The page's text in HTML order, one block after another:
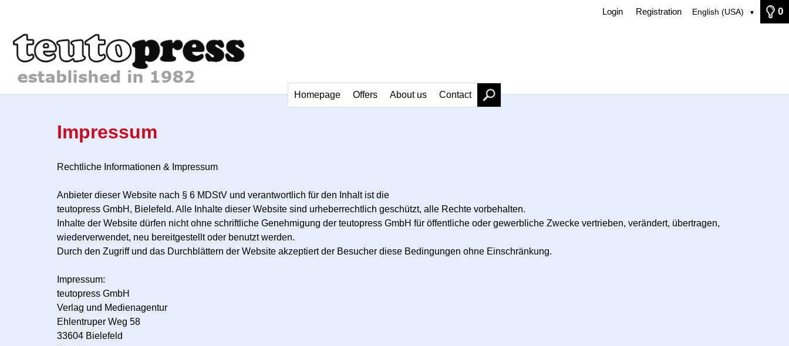
0
English (USA) ▼
Login Registration
Homepage Offers About us Contact
Impressum
Rechtliche Informationen & Impressum
Anbieter dieser Website nach § 6 MDStV und verantwortlich für den Inhalt ist die
teutopress GmbH, Bielefeld. Alle Inhalte dieser Website sind urheberrechtlich geschützt, alle Rechte vorbehalten.
Inhalte der Website dürfen nicht ohne schriftliche Genehmigung der teutopress GmbH für öffentliche oder gewerbliche Zwecke vertrieben, verändert, übertragen,
wiederverwendet, neu bereitgestellt oder benutzt werden.
Durch den Zugriff und das Durchblättern der Website akzeptiert der Besucher diese Bedingungen ohne Einschränkung.
Impressum:
teutopress GmbH
Verlag und Medienagentur
Ehlentruper Weg 58
33604 Bielefeld